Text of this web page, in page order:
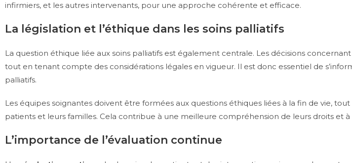
infirmiers, et les autres intervenants, pour une approche cohérente et efficace.
La législation et l’éthique dans les soins palliatifs
La question éthique liée aux soins palliatifs est également centrale. Les décisions
tout en tenant compte des considérations légales en vigueur. Il est donc essentiel de
palliatifs.
Les équipes soignantes doivent être formées aux questions éthiques liées à la fin de vie,
patients et leurs familles. Cela contribue à une meilleure compréhension de leurs droits et
L’importance de l’évaluation continue